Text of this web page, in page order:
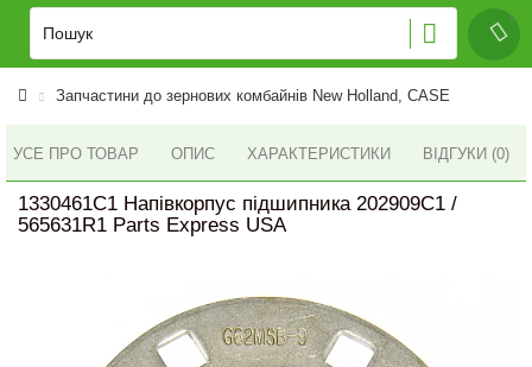
Запчастини до зернових комбайнів New Holland, CASE
УСЕ ПРО ТОВАР ОПИС ХАРАКТЕРИСТИКИ ВІДГУКИ (0)
1330461C1 Напівкорпус підшипника 202909C1 /
565631R1 Parts Express USA